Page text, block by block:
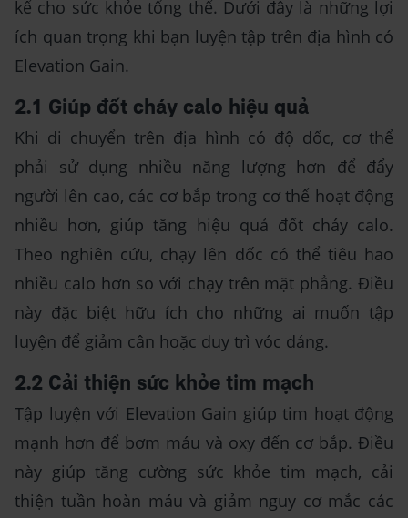
kể cho sức khỏe tổng thể. Dưới đây là những lợi
ích quan trọng khi bạn luyện tập trên địa hình có
Elevation Gain.
2.1 Giúp đốt cháy calo hiệu quả
Khi di chuyển trên địa hình có độ dốc, cơ thể
phải sử dụng nhiều năng lượng hơn để đẩy
người lên cao, các cơ bắp trong cơ thể hoạt động
nhiều hơn, giúp tăng hiệu quả đốt cháy calo.
Theo nghiên cứu, chạy lên dốc có thể tiêu hao
nhiều calo hơn so với chạy trên mặt phẳng. Điều
này đặc biệt hữu ích cho những ai muốn tập
luyện để giảm cân hoặc duy trì vóc dáng.
2.2 Cải thiện sức khỏe tim mạch
Tập luyện với Elevation Gain giúp tim hoạt động
mạnh hơn để bơm máu và oxy đến cơ bắp. Điều
này giúp tăng cường sức khỏe tim mạch, cải
thiện tuần hoàn máu và giảm nguy cơ mắc các